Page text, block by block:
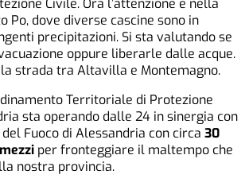
Civile. Ora l’attenzione è nella
Po, dove diverse cascine sono in
precipitazioni. Si sta valutando se
oppure liberarle dalle acque.
strada tra Altavilla e Montemagno.
Territoriale di Protezione
sta operando dalle 24 in sinergia con
Fuoco di Alessandria con circa 30
per fronteggiare il maltempo che
nostra provincia.